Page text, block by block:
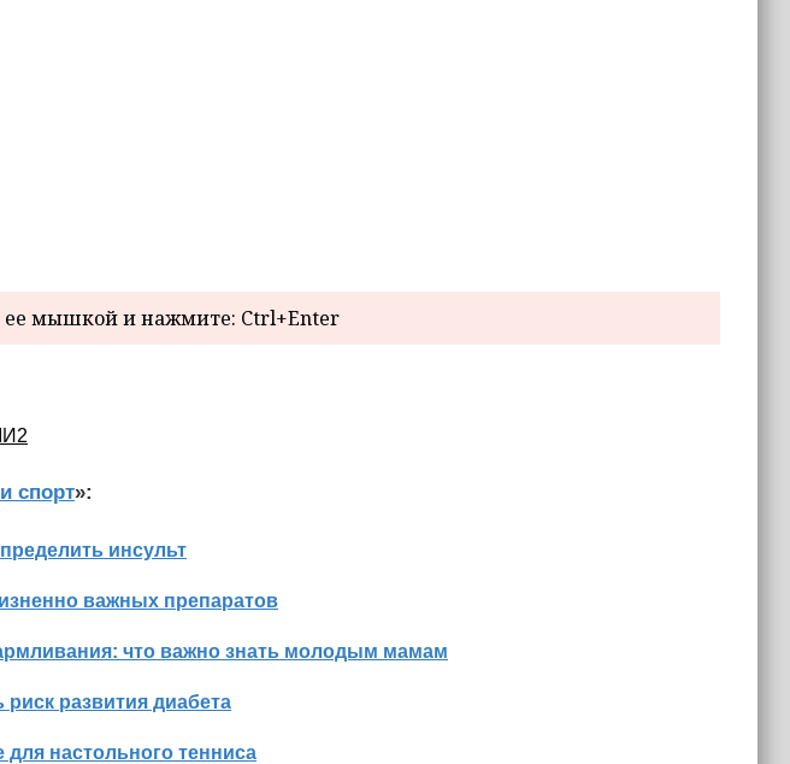
мышкой и нажмите: Ctrl+Enter
спорт»:
инсульт
важных препаратов
что важно знать молодым мамам
развития диабета
настольного тенниса